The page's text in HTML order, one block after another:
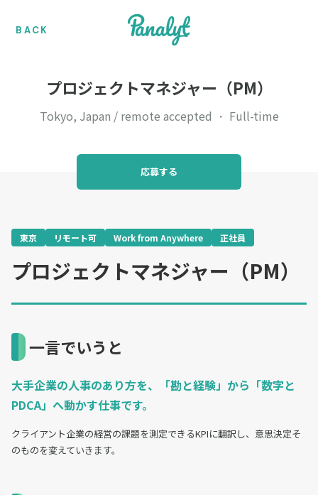
BACK
プロジェクトマネジャー（PM）
Tokyo, Japan / remote accepted ・ Full-time
応募する
東京 リモート可 Work from Anywhere 正社員
プロジェクトマネジャー（PM）
一言でいうと
大手企業の人事のあり方を、「勘と経験」から「数字と
PDCA」へ動かす仕事です。
クライアント企業の経営の課題を測定できるKPIに翻訳し、意思決定そ
のものを変えていきます。